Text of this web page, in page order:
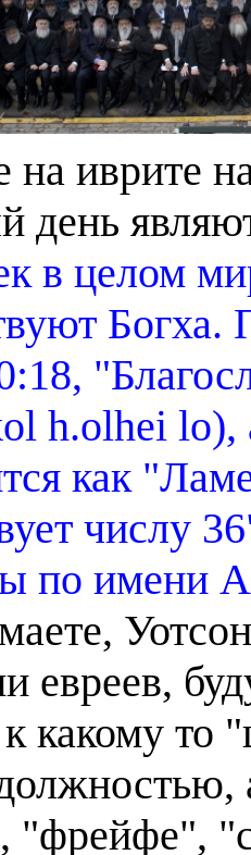
на иврите
день
в целом
Богха.
h.olhei lo),
как
числу
по имени
евреев,
какому то
"фрейфе",